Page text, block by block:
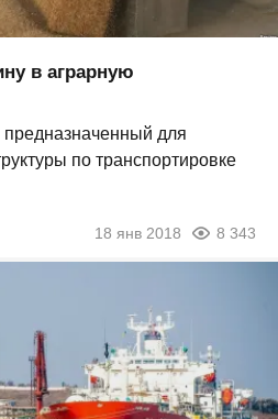
в аграрную
для
по транспортировке
18 янв 2018 8 343